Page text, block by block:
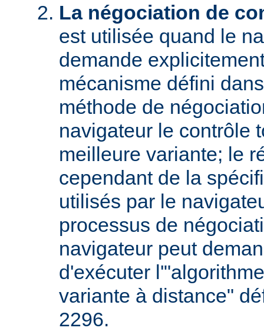
La négociation de
est utilisée quand le
demande
mécanisme défini
méthode de
navigateur le contrôle
meilleure variante; le
cependant de la
utilisés par le
processus de
navigateur peut
d'exécuter
variante à distance"
2296.